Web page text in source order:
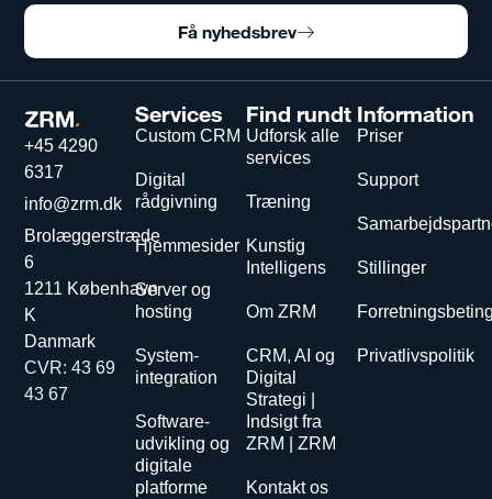
Få nyhedsbrev
+45 4290
6317
info@zrm.dk
Brolæggerstræde
6
1211 København
K
Danmark
CVR: 43 69
43 67
Services
Custom CRM
Digital
rådgivning
Hjemmesider
Server og
hosting
System-
integration
Software-
udvikling og
digitale
platforme
Find rundt
Udforsk alle
services
Træning
Kunstig
Intelligens
Om ZRM
CRM, AI og
Digital
Strategi |
Indsigt fra
ZRM | ZRM
Kontakt os
Information
Priser
Support
Stillinger
Privatlivspolitik